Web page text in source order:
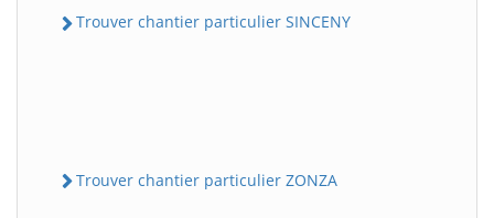
Trouver chantier particulier SINCENY
Trouver chantier particulier ZONZA